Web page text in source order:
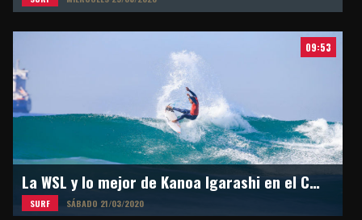
09:53
La WSL y lo mejor de Kanoa Igarashi en el Circuito Mundial
SURF SÁBADO 21/03/2020